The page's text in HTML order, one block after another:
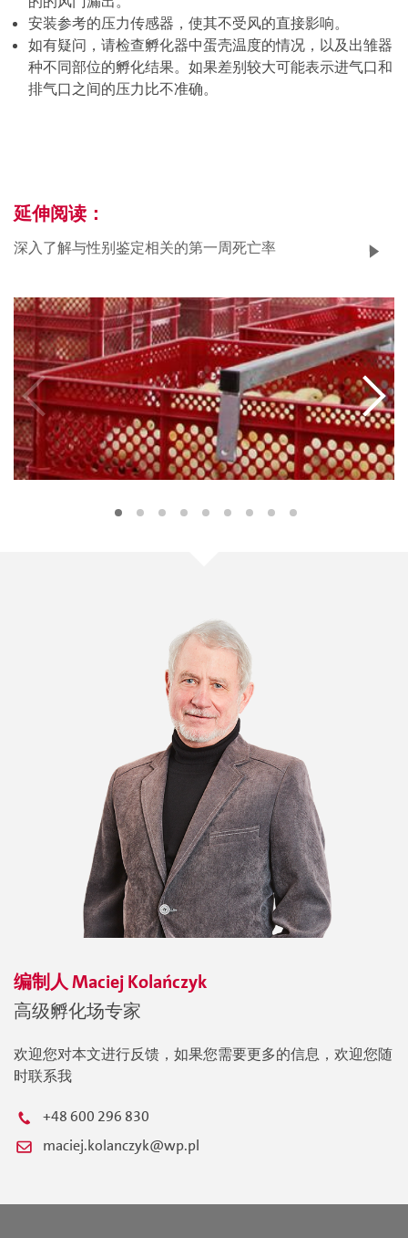
安装参考的压力传感器，使其不受风的直接影响。
如有疑问，请检查孵化器中蛋壳温度的情况，以及出雏器
种不同部位的孵化结果。如果差别较大可能表示进气口和
排气口之间的压力比不准确。
延伸阅读：
深入了解与性别鉴定相关的第一周死亡率
编制人MaciejKolańczyk
高级孵化场专家
欢迎您对本文进行反馈，如果您需要更多的信息，欢迎您随
时联系我
+48 600 296 830
maciej.kolanczyk@wp.pl